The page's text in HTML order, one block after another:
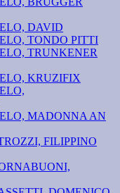
DAVID
TONDO PITTI
TRUNKENER
KRUZIFIX
MADONNA AN
FILIPPINO